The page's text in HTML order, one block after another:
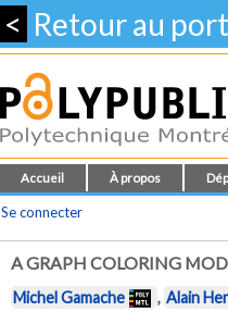
< Retour au
Accueil À propos
Se connecter
A GRAPH COLORING
Michel Gamache , Alain